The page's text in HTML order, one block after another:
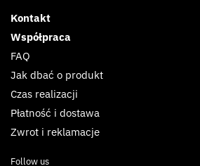
Kontakt
Współpraca
FAQ
Jak dbać o produkt
Czas realizacji
Płatność i dostawa
Zwrot i reklamacje
Follow us